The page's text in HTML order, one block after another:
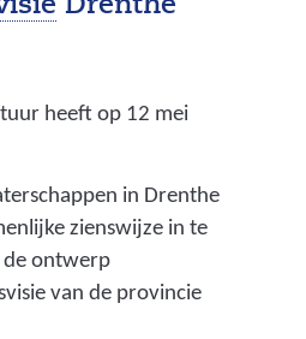
o
i
n
c
Drenthe
heeft op 12 mei
in Drenthe
zienswijze in te
de ontwerp
van de provincie